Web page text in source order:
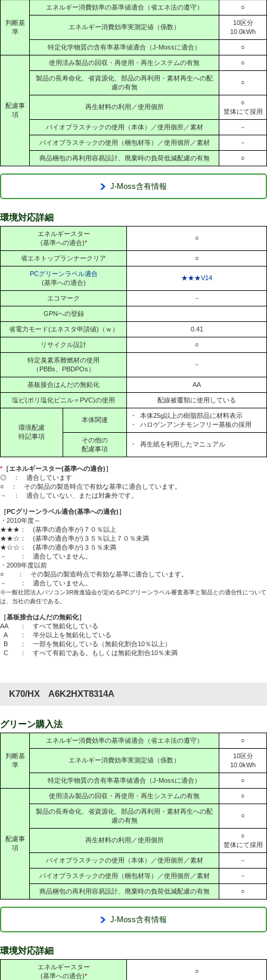
判断基
準
エネルギー消費効率の基準値適合（省エネ法の遵守） ○
エネルギー消費効率実測定値（係数）
10区分
10.0kWh
特定化学物質の含有率基準値適合（J-Mossに適合） ○
配慮事
項
使用済み製品の回収・再使用・再生システムの有無 ○
製品の長寿命化、省資源化、部品の再利用・素材再生への配
慮の有無
○
再生材料の利用／使用個所
○
筐体にて採用
バイオプラスチックの使用（本体）／使用個所／素材 －
バイオプラスチックの使用（梱包材等）／使用個所／素材 －
商品梱包の再利用容易設計、廃棄時の負荷低減配慮の有無 ○
J-Moss含有情報
環境対応詳細
エネルギースター
(基準への適合)*
○
省エネトップランナークリア ○
PCグリーンラベル適合
(基準への適合)
★★★V14
エコマーク －
GPNへの登録
省電力モード(エネスタ申請値)（ｗ） 0.41
リサイクル設計 ○
特定臭素系難燃材の使用
（PBBs、PBDPOs）
－
基板接合はんだの無鉛化 AA
塩ビ(ポリ塩化ビニル＝PVC)の使用 配線被覆類に使用している
環境配慮
特記事項
本体関連
・
本体25g以上の樹脂部品に材料表示
・
ハロゲンアンチモンフリー基板の採用
その他の
配慮事項
・ 再生紙を利用したマニュアル
* ［エネルギースター(基準への適合)］
◎ ： 適合しています
○ ： その製品の製造時点で有効な基準に適合しています。
－ ： 適合していない、または対象外です。
［PCグリーンラベル適合(基準への適合)］
・2010年度～
★★★： (基準の適合率が)７０％以上
★★☆： (基準の適合率が)３５％以上７０％未満
★☆☆： (基準の適合率が)３５％未満
－ ： 適合していません。
・2009年度以前
○ ： その製品の製造時点で有効な基準に適合しています。
－ ： 適合していません。
※一般社団法人パソコン3R推進協会が定めるPCグリーンラベル審査基準と製品との適合性について
は、当社の責任である。
［基板接合はんだの無鉛化］
AA
： すべて無鉛化している
A
： 半分以上を無鉛化している
B
： 一部を無鉛化している（無鉛化割合10％以上）
C
： すべて有鉛である。もしくは無鉛化割合10％未満
K70/HX A6K2HXT8314A
グリーン購入法
判断基
準
エネルギー消費効率の基準値適合（省エネ法の遵守） ○
エネルギー消費効率実測定値（係数）
10区分
10.0kWh
特定化学物質の含有率基準値適合（J-Mossに適合） ○
配慮事
項
使用済み製品の回収・再使用・再生システムの有無 ○
製品の長寿命化、省資源化、部品の再利用・素材再生への配
慮の有無
○
再生材料の利用／使用個所
○
筐体にて採用
バイオプラスチックの使用（本体）／使用個所／素材 －
バイオプラスチックの使用（梱包材等）／使用個所／素材 －
商品梱包の再利用容易設計、廃棄時の負荷低減配慮の有無 ○
J-Moss含有情報
環境対応詳細
エネルギースター
(基準への適合)*
○